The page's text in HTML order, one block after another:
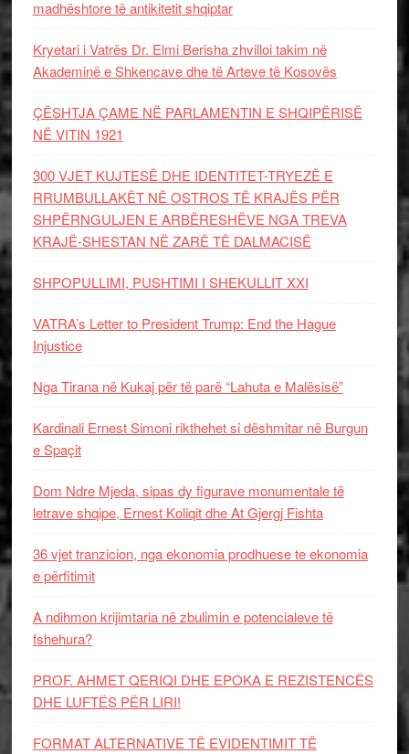
madhështore të antikitetit shqiptar
Kryetari i Vatrës Dr. Elmi Berisha zhvilloi takim në
Akademinë e Shkencave dhe të Arteve të Kosovës
ÇËSHTJA ÇAME NË PARLAMENTIN E SHQIPËRISË
NË VITIN 1921
300 VJET KUJTESË DHE IDENTITET-TRYEZË E
RRUMBULLAKËT NË OSTROS TË KRAJËS PËR
SHPËRNGULJEN E ARBËRESHËVE NGA TREVA
KRAJË-SHESTAN NË ZARË TË DALMACISË
SHPOPULLIMI, PUSHTIMI I SHEKULLIT XXI
VATRA’s Letter to President Trump: End the Hague
Injustice
Nga Tirana në Kukaj për të parë “Lahuta e Malësisë”
Kardinali Ernest Simoni rikthehet si dëshmitar në Burgun
e Spaçit
Dom Ndre Mjeda, sipas dy figurave monumentale të
letrave shqipe, Ernest Koliqit dhe At Gjergj Fishta
36 vjet tranzicion, nga ekonomia prodhuese te ekonomia
e përfitimit
A ndihmon krijimtaria në zbulimin e potencialeve të
fshehura?
PROF. AHMET QERIQI DHE EPOKA E REZISTENCЁS
DHE LUFTЁS PЁR LIRI!
FORMAT ALTERNATIVE TË EVIDENTIMIT TË